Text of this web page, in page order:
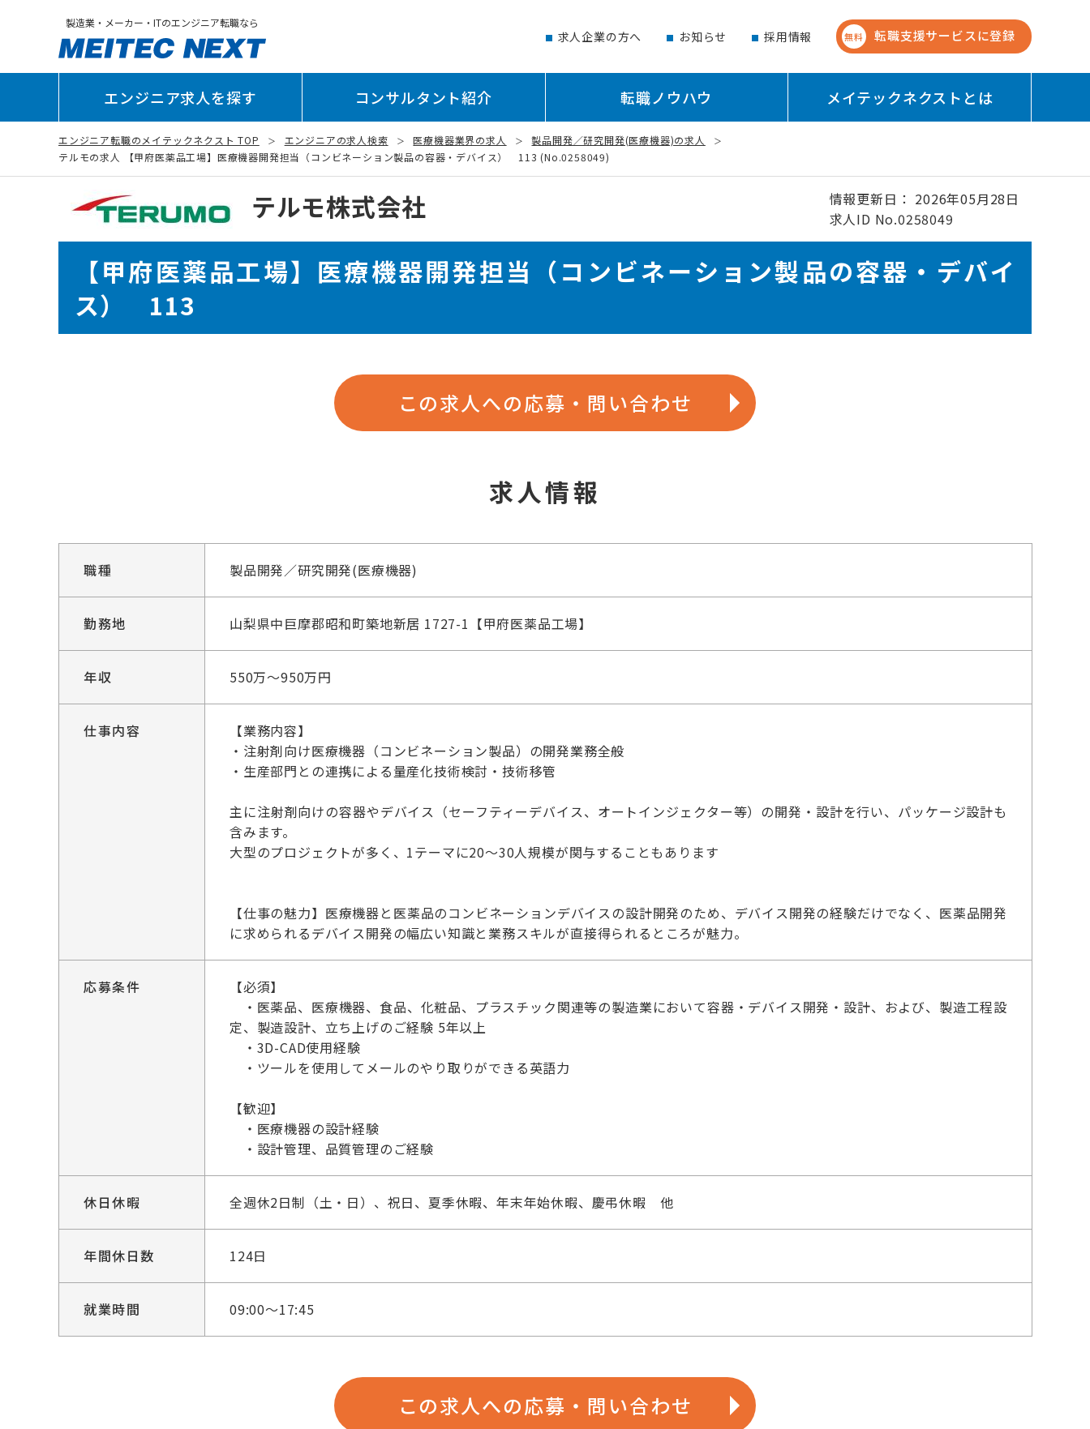
製造業・メーカー・ITのエンジニア転職なら
求人企業の方へ お知らせ 採用情報 無料 転職支援サービスに登録
エンジニア求人を探す コンサルタント紹介 転職ノウハウ メイテックネクストとは
エンジニア転職のメイテックネクスト TOP エンジニアの求人検索 医療機器業界の求人
製品開発／研究開発(医療機器)の求人
テルモの求人 【甲府医薬品工場】医療機器開発担当（コンビネーション製品の容器・デバイス） 113 (No.0258049)
テルモ株式会社
情報更新日： 2026年05月28日
求人ID No.0258049
【甲府医薬品工場】医療機器開発担当（コンビネーション製品の容器・デバイ
ス） 113
この求人への応募・問い合わせ
求人情報
職種 製品開発／研究開発(医療機器)
勤務地 山梨県中巨摩郡昭和町築地新居 1727-1【甲府医薬品工場】
年収 550万～950万円
仕事内容
【業務内容】
・注射剤向け医療機器（コンビネーション製品）の開発業務全般
・生産部門との連携による量産化技術検討・技術移管
主に注射剤向けの容器やデバイス（セーフティーデバイス、オートインジェクター等）の開発・設計を行い、パッケージ設計も
含みます。
大型のプロジェクトが多く、1テーマに20～30人規模が関与することもあります
【仕事の魅力】医療機器と医薬品のコンビネーションデバイスの設計開発のため、デバイス開発の経験だけでなく、医薬品開発
に求められるデバイス開発の幅広い知識と業務スキルが直接得られるところが魅力。
応募条件
【必須】
・医薬品、医療機器、食品、化粧品、プラスチック関連等の製造業において容器・デバイス開発・設計、および、製造工程設
定、製造設計、立ち上げのご経験 5年以上
・3D-CAD使用経験
・ツールを使用してメールのやり取りができる英語力
【歓迎】
・医療機器の設計経験
・設計管理、品質管理のご経験
休日休暇 全週休2日制（土・日）、祝日、夏季休暇、年末年始休暇、慶弔休暇 他
年間休日数 124日
就業時間 09:00～17:45
この求人への応募・問い合わせ